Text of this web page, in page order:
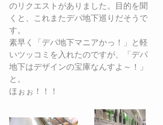
のリクエストがありました。目的を聞
くと、これまたデパ地下巡りだそうで
す。
素早く「デパ地下マニアかっ！」と軽
いツッコミを入れたのですが、「デパ
地下はデザインの宝庫なんすよ～！」
と。
ほぉぉ！！！